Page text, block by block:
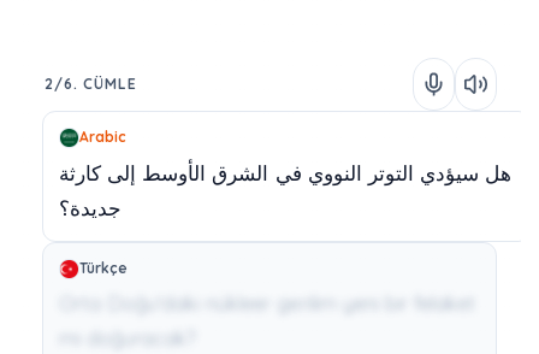
2/6. CÜMLE
Arabic
هل سيؤدي التوتر النووي في الشرق الأوسط إلى كارثة
جديدة؟
Türkçe